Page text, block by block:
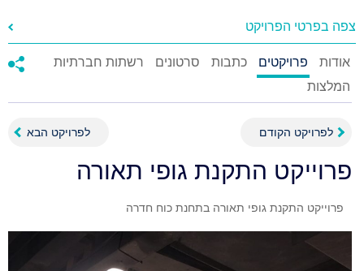
צפה בפרטי הפרויקט
אודות פרויקטים כתבות סרטונים
רשתות חברתיות
המלצות
לפרויקט הקודם לפרויקט הבא
פרוייקט התקנת גופי תאורה
פרוייקט התקנת גופי תאורה בתחנת כוח חדרה